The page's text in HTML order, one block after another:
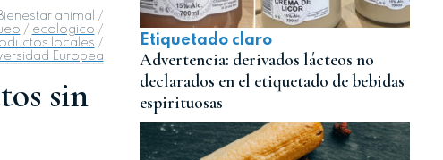
animal /
/ ecológico /
locales /
Europea
sin
Etiquetado claro
Advertencia: derivados lácteos no
declarados en el etiquetado de bebidas
espirituosas